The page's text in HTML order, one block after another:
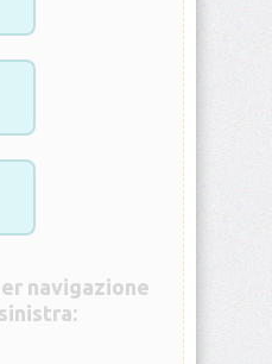
navigazione